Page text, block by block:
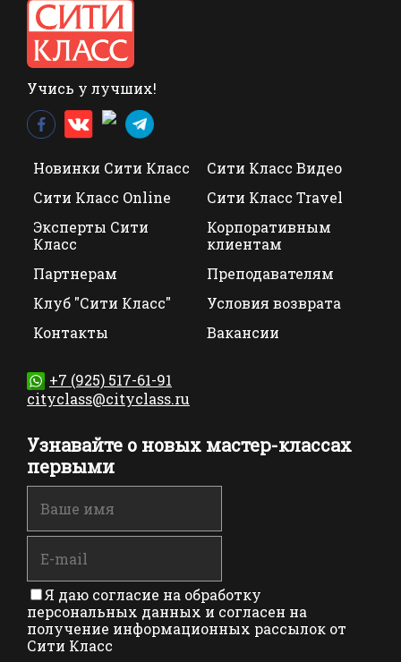
Учись у лучших!
Новинки Сити Класс
Сити Класс Видео
Сити Класс Online
Сити Класс Travel
Эксперты Сити
Класс
Корпоративным
клиентам
Партнерам
Преподавателям
Клуб "Сити Класс"
Условия возврата
Контакты
Вакансии
+7 (925) 517-61-91
cityclass@cityclass.ru
Узнавайте о новых мастер-классах
первыми
Я даю согласие на обработку
персональных данных и согласен на
получение информационных рассылок от
Сити Класс